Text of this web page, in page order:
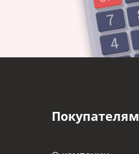
Покупателям